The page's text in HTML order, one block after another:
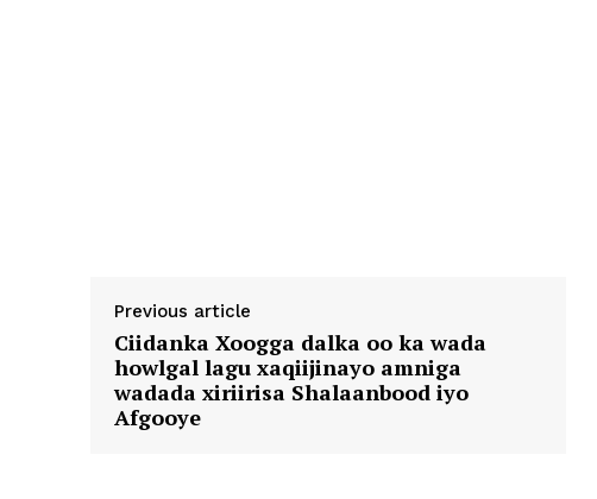
Previous article
Ciidanka Xoogga dalka oo ka wada
howlgal lagu xaqiijinayo amniga
wadada xiriirisa Shalaanbood iyo
Afgooye